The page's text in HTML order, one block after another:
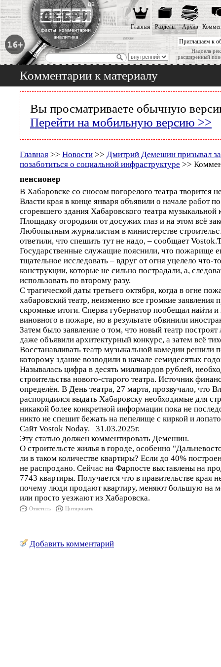
Приглашаем к
Надоела
расширенный
Главная Разделы Архив
Комментарии к материалу
Вы просматриваете обычную
Перейти на мобильную версию >>
Главная >> Новости >> Дмитрий Демешин призывал
позаботиться о социальной инфраструктуре >>
пенсионер
В Хабаровске со сносом погорелого театра творится
Власти края в конце января объявили о начале работ
сгоревшего здания Хабаровского театра музыкальной
Площадку огородили от досужих глаз и на этом всё
Любопытным журналистам в министерстве
ответили, что спешить тут не надо, – сообщает
Государственные служащие пояснили, что пожарище
тщательное исследовать – вдруг от огня уцелело что-
конструкции, которые не сильно пострадали, а,
использовать по второму разу.
С трагической даты третьего октября, когда в огне
хабаровский театр, неизменно все громкие заявления
скромные итоги. Сперва губернатор пообещал найти и
виновного в пожаре, но в результате обвинили
Затем было заявление о том, что новый театр
даже объявили архитектурный конкурс, а затем всё
Восстанавливать театр музыкальной комедии решили
которому здание возводили в начале семидесятых
Называлась цифра в десять миллиардов рублей,
строительства нового-старого театра. Источник
определён. В День театра, 27 марта, прозвучало, что
распорядился выдать Хабаровску необходимые для
никакой более конкретной информации пока не
никто не спешит бежать на пепелище с киркой и
Сайт Vostok Noday. 31.03.2025г.
Эту статью должен комментировать Демешин.
О строительсте жилья в городе, особенно
ли в таком количестве квартиры? Если до 40%
не распродано. Сейчас на Фарпосте выставлены на
7743 квартиры. Получается что в правительстве края
почему люди продают квартиру, меняют большую на
или просто уезжают из Хабаровска.
Ответить Цитировать
Добавить комментарий